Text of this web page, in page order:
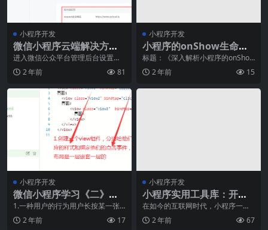
小程序开发
微信小程序云端解决方案
教程一：文件上传下载应
用场景
进入微信公众平台管理后台设置服
务器配置，配置类似如下设置：注
意：需要将www.q
2 年前 81
小程序开发
小程序的onShow生命周
期函数
标题：《深入解析小程序的onShow
生命周期函数，发掘品牌与产品的
无限可能》随着
2 年前 15
小程序开发
微信小程序学习《二》：
事件详解
1.一种用户的行为用户长按某一张
图片，点击某个按钮，这就是用户
的行为，也是事件2
2 年前 17
小程序开发
小程序实用工具库：开发
者必备技能
在如今的互联网时代，小程序一直
是人们热议的话题，作为传统App
的补充和延伸，小程
2 年前 67